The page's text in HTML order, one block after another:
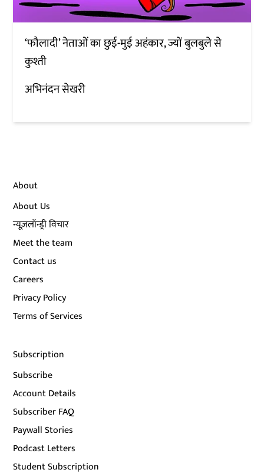
‘फौलादी’ नेताओं का छुई-मुई अहंकार, ज्यों बुलबुले से
कुश्ती
अभिनंदन सेखरी
About
About Us
न्यूज़लॉन्ड्री विचार
Meet the team
Contact us
Careers
Privacy Policy
Terms of Services
Subscription
Subscribe
Account Details
Subscriber FAQ
Paywall Stories
Podcast Letters
Student Subscription